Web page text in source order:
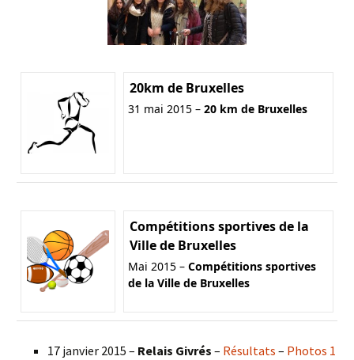
20km de Bruxelles
31 mai 2015 – 20 km de Bruxelles
Compétitions sportives de la
Ville de Bruxelles
Mai 2015 – Compétitions sportives
de la Ville de Bruxelles
17 janvier 2015 – Relais Givrés – Résultats – Photos 1